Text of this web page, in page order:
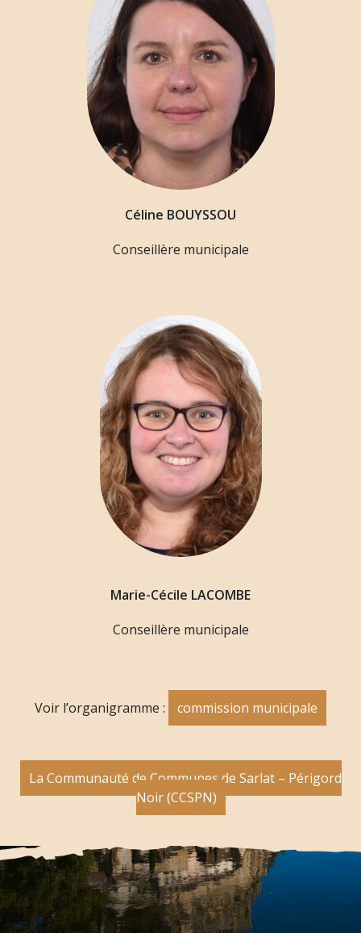
Céline BOUYSSOU
Conseillère municipale
Marie-Cécile LACOMBE
Conseillère municipale
Voir l’organigramme : commission municipale
La Communauté de Communes de Sarlat – Périgord
Noir (CCSPN)